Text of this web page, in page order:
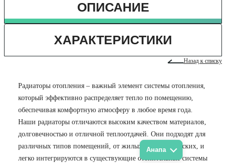
Анапа
ОПИСАНИЕ
ХАРАКТЕРИСТИКИ
Назад к списку
Радиаторы отопления – важный элемент системы отопления,
который эффективно распределяет тепло по помещению,
обеспечивая комфортную атмосферу в любое время года.
Наши радиаторы отличаются высоким качеством материалов,
долговечностью и отличной теплоотдачей. Они подходят для
различных типов помещений, от жилых до коммерческих, и
легко интегрируются в существующие отопительные системы